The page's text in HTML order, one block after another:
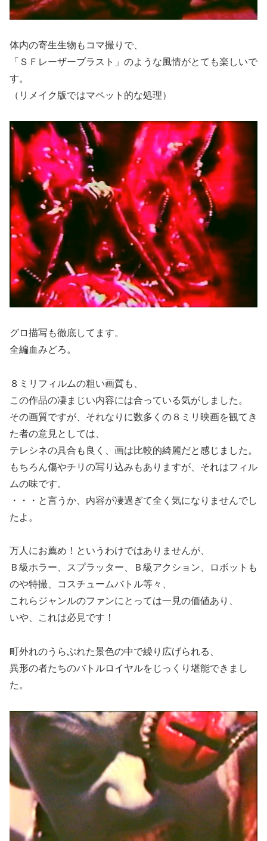
体内の寄生生物もコマ撮りで、
「ＳＦレーザーブラスト」のような風情がとても楽しいで
す。
（リメイク版ではマペット的な処理）
グロ描写も徹底してます。
全編血みどろ。
８ミリフィルムの粗い画質も、
この作品の凄まじい内容には合っている気がしました。
その画質ですが、それなりに数多くの８ミリ映画を観てき
た者の意見としては、
テレシネの具合も良く、画は比較的綺麗だと感じました。
もちろん傷やチリの写り込みもありますが、それはフィル
ムの味です。
・・・と言うか、内容が凄過ぎて全く気になりませんでし
たよ。
万人にお薦め！というわけではありませんが、
Ｂ級ホラー、スプラッター、Ｂ級アクション、ロボットも
のや特撮、コスチュームバトル等々、
これらジャンルのファンにとっては一見の価値あり、
いや、これは必見です！
町外れのうらぶれた景色の中で繰り広げられる、
異形の者たちのバトルロイヤルをじっくり堪能できまし
た。